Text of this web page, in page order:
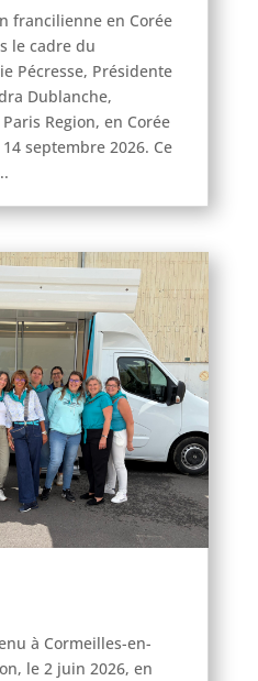
francilienne en Corée
le cadre du
Pécresse, Présidente
Dublanche,
Region, en Corée
septembre 2026. Ce
à Cormeilles-en-
le 2 juin 2026, en